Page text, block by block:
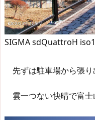
SIGMA sdQuattroH
先ずは駐車場から張り
雲一つない快晴で富士